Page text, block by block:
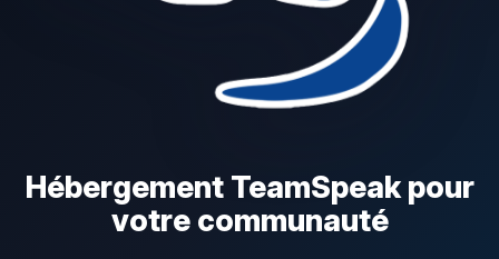
Hébergement TeamSpeak pour
votre communauté